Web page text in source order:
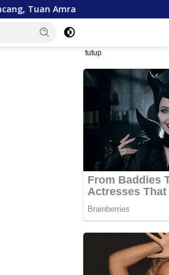
Bank Aceh Tegaskan
tutup